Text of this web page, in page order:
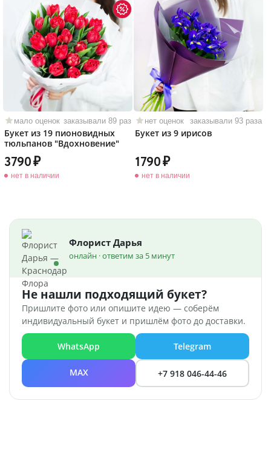
мало оценок заказывали 89 раз
Букет из 19 пионовидных
тюльпанов "Вдохновение"
3790
нет в наличии
нет оценок заказывали 93 раза
Букет из 9 ирисов
1790
нет в наличии
Флорист Дарья
онлайн · ответим за 5 минут
Не нашли подходящий букет?
Пришлите фото или опишите идею — соберём
индивидуальный букет и пришлём фото до доставки.
WhatsApp Telegram
MAX +7 918 046-44-46